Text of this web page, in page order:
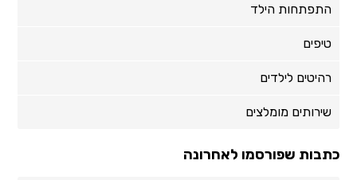
התפתחות הילד
טיפים
רהיטים לילדים
שירותים מומלצים
כתבות שפורסמו לאחרונה